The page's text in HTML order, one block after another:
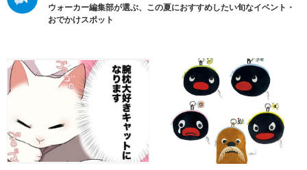
ウォーカー編集部が選ぶ、この夏におすすめしたい旬なイベント・
おでかけスポット